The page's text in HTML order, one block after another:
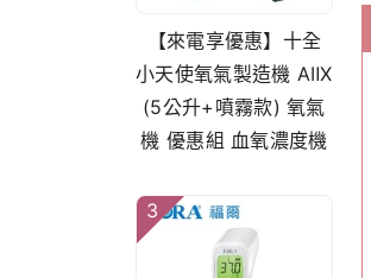
【來電享優惠】十全
小天使氧氣製造機 AⅡX
(5公升+噴霧款) 氧氣
機 優惠組 血氧濃度機
3